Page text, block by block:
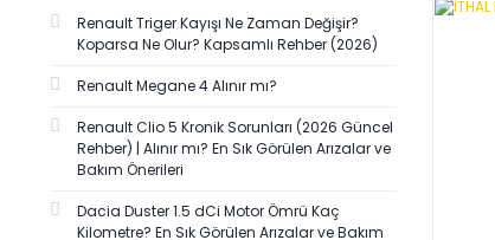
ORJİNAL (5)
BİRLİK (4)
CAVO (4)
DÖRTEL (4)
Renault Triger Kayışı Ne Zaman Değişir?
Koparsa Ne Olur? Kapsamlı Rehber (2026)
Renault Megane 4 Alınır mı?
Renault Clio 5 Kronik Sorunları (2026 Güncel
Rehber) | Alınır mı? En Sık Görülen Arızalar ve
Bakım Önerileri
Dacia Duster 1.5 dCi Motor Ömrü Kaç
Kilometre? En Sık Görülen Arızalar ve Bakım